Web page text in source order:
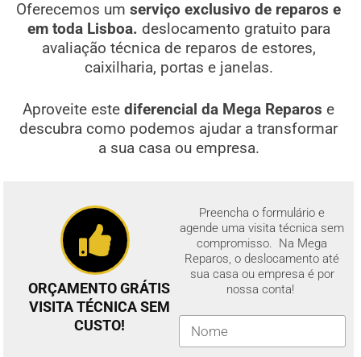
Oferecemos um serviço exclusivo de reparos e
em toda Lisboa. deslocamento gratuito para
avaliação técnica de reparos de estores,
caixilharia, portas e janelas.
Aproveite estediferencial da Mega Reparos e
descubra como podemos ajudar a transformar
a sua casa ou empresa.
ORÇAMENTO GRÁTIS
VISITA TÉCNICA SEM
CUSTO!
Preencha o formulário e
agende uma visita técnica sem
compromisso. Na Mega
Reparos, o deslocamento até
sua casa ou empresa é por
nossa conta!